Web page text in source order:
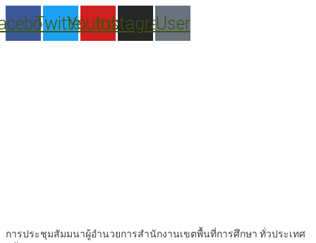
to
content
TwitterYoutube
Instagram
User
การประชุมสัมมนาผู้อำนวยการสำนักงานเขตพื้นที่การศึกษา ทั่วประเทศ